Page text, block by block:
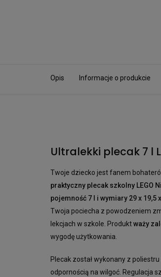
Opis Informacje o produkcie
Ultralekki plecak 7 l
Twoje dziecko jest fanem
praktyczny plecak szkolny LEGO
pojemność 7 l i wymiary 29 x 19,5
Twoja pociecha z powodzeniem
lekcjach w szkole. Produktważy
wygodę użytkowania.
Plecak został wykonany z
odpornością na wilgoć. Regulacja